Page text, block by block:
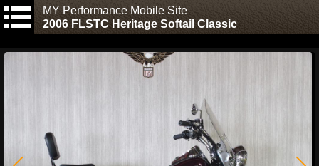
MY Performance Mobile Site
2006 FLSTC Heritage Softail Classic